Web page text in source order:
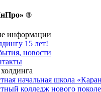
®
информации
15 лет!
новости
начальная школа
колледж нового